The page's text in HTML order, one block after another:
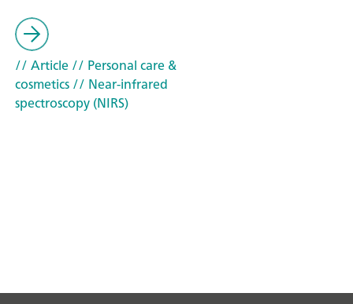
// Article// Personal care &
cosmetics// Near-infrared
spectroscopy (NIRS)